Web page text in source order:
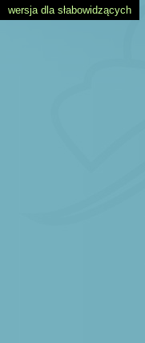
wersja dla słabowidzących